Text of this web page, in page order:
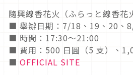
隨興線香花火（ふらっと線香花
■ 舉辦日期：7/18、19、20、
■ 時間：17:30～21:00
■ 費用：500 日圓（5 支）、
■ OFFICIAL SITE